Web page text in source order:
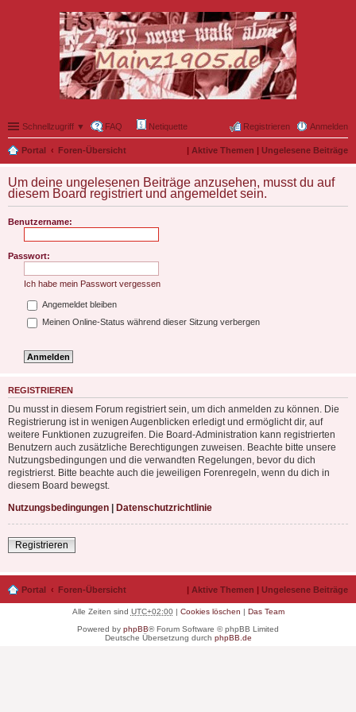
Schnellzugriff ▼ FAQ Netiquette Anmelden
Registrieren
Portal Foren-Übersicht | Aktive Themen | Ungelesene Beiträge
Um deine ungelesenen Beiträge anzusehen, musst du auf
diesem Board registriert und angemeldet sein.
Benutzername:
Passwort:
Ich habe mein Passwort vergessen
Angemeldet bleiben
Meinen Online-Status während dieser Sitzung verbergen
REGISTRIEREN
Du musst in diesem Forum registriert sein, um dich anmelden zu können. Die
Registrierung ist in wenigen Augenblicken erledigt und ermöglicht dir, auf
weitere Funktionen zuzugreifen. Die Board-Administration kann registrierten
Benutzern auch zusätzliche Berechtigungen zuweisen. Beachte bitte unsere
Nutzungsbedingungen und die verwandten Regelungen, bevor du dich
registrierst. Bitte beachte auch die jeweiligen Forenregeln, wenn du dich in
diesem Board bewegst.
Nutzungsbedingungen | Datenschutzrichtlinie
Registrieren
Portal Foren-Übersicht | Aktive Themen | Ungelesene Beiträge
Alle Zeiten sind UTC+02:00| Cookies löschen | Das Team
Powered by phpBB® Forum Software © phpBB Limited
Deutsche Übersetzung durch phpBB.de